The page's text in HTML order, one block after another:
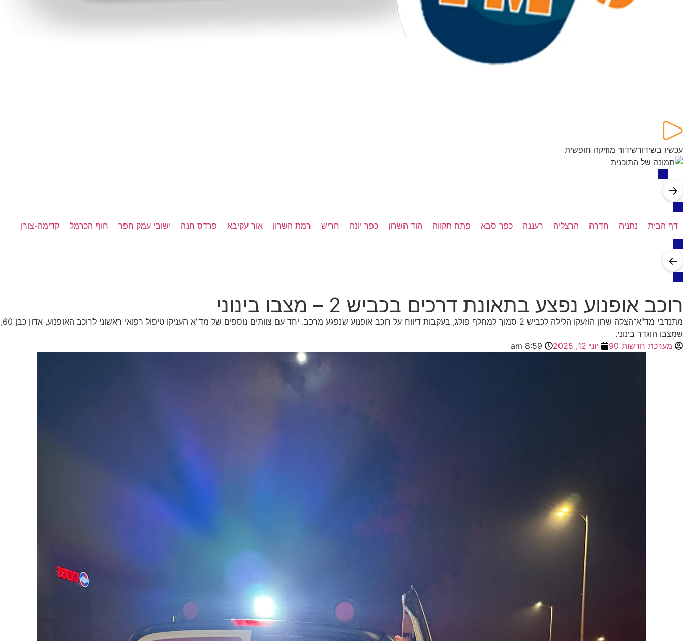
עכשיו בשידורשידור מוזיקה חופשית
→
דף הבית נתניה חדרה הרצליה רעננה כפר סבא פתח תקווה הוד השרון כפר יונה חריש רמת השרון אור עקיבא פרדס חנה ישובי עמק חפר חוף הכרמל קדימה-צורן
←
רוכב אופנוע נפצע בתאונת דרכים בכביש 2 – מצבו בינוני
מתנדבי מד"א־הצלה שרון הוזעקו הלילה לכביש 2 סמוך למחלף פולג, בעקבות דיווח על רוכב אופנוע שנפגע מרכב. יחד עם צוותים נוספים של מד"א העניקו טיפול רפואי ראשוני לרוכב האופנוע, אדון כבן 60,
שמצבו הוגדר בינוני.
מערכת חדשות 90
יוני 12, 2025 8:59 am